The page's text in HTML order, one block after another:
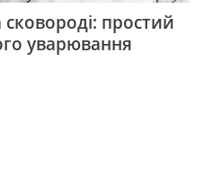
простий
уварювання